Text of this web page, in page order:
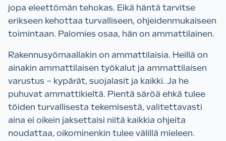
jopa eleettömän tehokas. Eikä häntä tarvitse
erikseen kehottaa turvalliseen, ohjeidenmukaiseen
toimintaan. Palomies osaa, hän on ammattilainen.
Rakennusyömaallakin on ammattilaisia. Heillä on
ainakin ammattilaisen työkalut ja ammattilaisen
varustus – kypärät, suojalasit ja kaikki. Ja he
puhuvat ammattikieltä. Pientä säröä ehkä tulee
töiden turvallisesta tekemisestä, valitettavasti
aina ei oikein jaksettaisi niitä kaikkia ohjeita
noudattaa, oikominenkin tulee välillä mieleen.